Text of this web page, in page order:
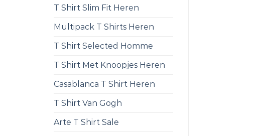
T Shirt Slim Fit Heren
Multipack T Shirts Heren
T Shirt Selected Homme
T Shirt Met Knoopjes Heren
Casablanca T Shirt Heren
T Shirt Van Gogh
Arte T Shirt Sale